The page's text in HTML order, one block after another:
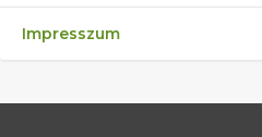
Impresszum